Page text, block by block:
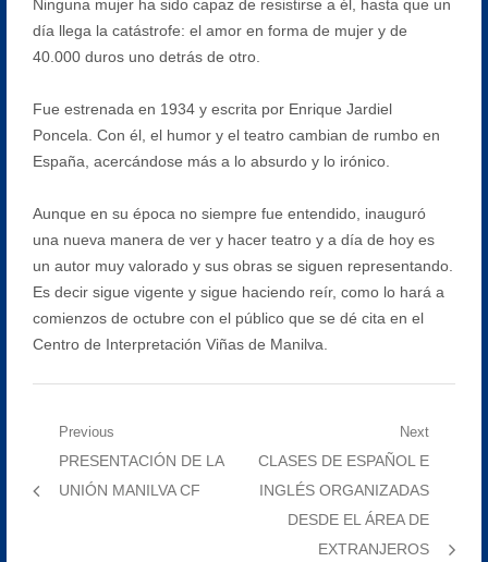
Ninguna mujer ha sido capaz de resistirse a él, hasta que un
día llega la catástrofe: el amor en forma de mujer y de
40.000 duros uno detrás de otro.
Fue estrenada en 1934 y escrita por Enrique Jardiel
Poncela. Con él, el humor y el teatro cambian de rumbo en
España, acercándose más a lo absurdo y lo irónico.
Aunque en su época no siempre fue entendido, inauguró
una nueva manera de ver y hacer teatro y a día de hoy es
un autor muy valorado y sus obras se siguen representando.
Es decir sigue vigente y sigue haciendo reír, como lo hará a
comienzos de octubre con el público que se dé cita en el
Centro de Interpretación Viñas de Manilva.
Navegación
Previous
Previous
post:
PRESENTACIÓN DE LA
UNIÓN MANILVA CF
Next
Next
post:
CLASES DE ESPAÑOL E
INGLÉS ORGANIZADAS
DESDE EL ÁREA DE
EXTRANJEROS